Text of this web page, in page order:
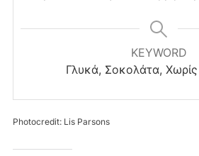
KEYWORD
Γλυκά, Σοκολάτα,
Photocredit: Lis Parsons